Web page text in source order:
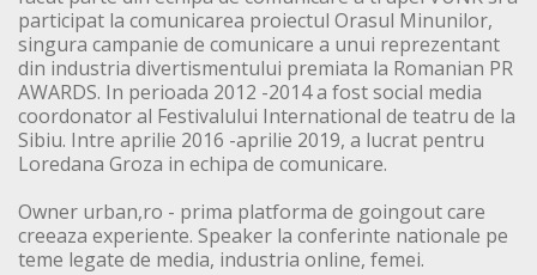
participat la comunicarea proiectul Orasul Minunilor,
singura campanie de comunicare a unui reprezentant
din industria divertismentului premiata la Romanian PR
AWARDS. In perioada 2012 -2014 a fost social media
coordonator al Festivalului International de teatru de la
Sibiu. Intre aprilie 2016 -aprilie 2019, a lucrat pentru
Loredana Groza in echipa de comunicare.
Owner urban,ro - prima platforma de goingout care
creeaza experiente. Speaker la conferinte nationale pe
teme legate de media, industria online, femei.